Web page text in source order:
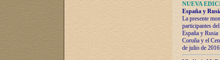
NUEVA
España y
La presente
participantes
España y
Coruña y el
de julio de